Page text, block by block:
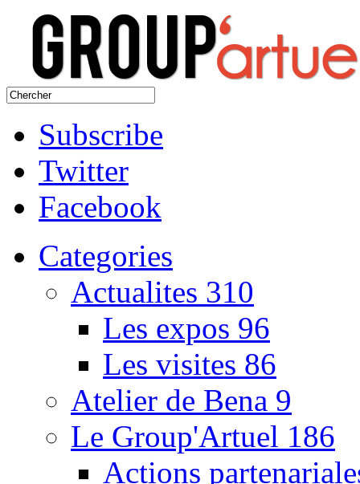
Subscribe
Twitter
Facebook
Categories
Actualites 310
Les expos 96
Les visites 86
Atelier de Bena 9
Le Group'Artuel 186
Actions